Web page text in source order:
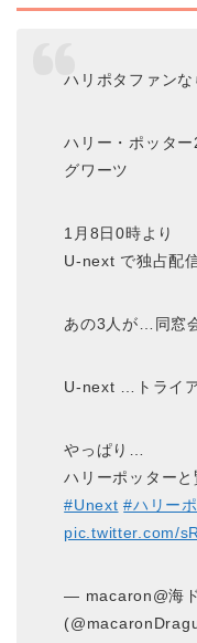
ハリポタファン
ハリー・ポッタ
グワーツ
1月8日0時より
U-next で独占配
あの3人が…同窓
U-next …トライ
やっぱり…
ハリーポッター
#Unext #ハリー
pic.twitter.com/
— macaron@海